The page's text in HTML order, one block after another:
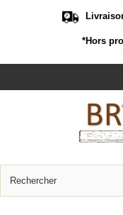
*Hors